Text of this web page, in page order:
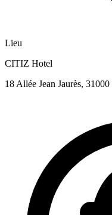
Lieu
CITIZ Hotel
18 Allée Jean Jaurès,